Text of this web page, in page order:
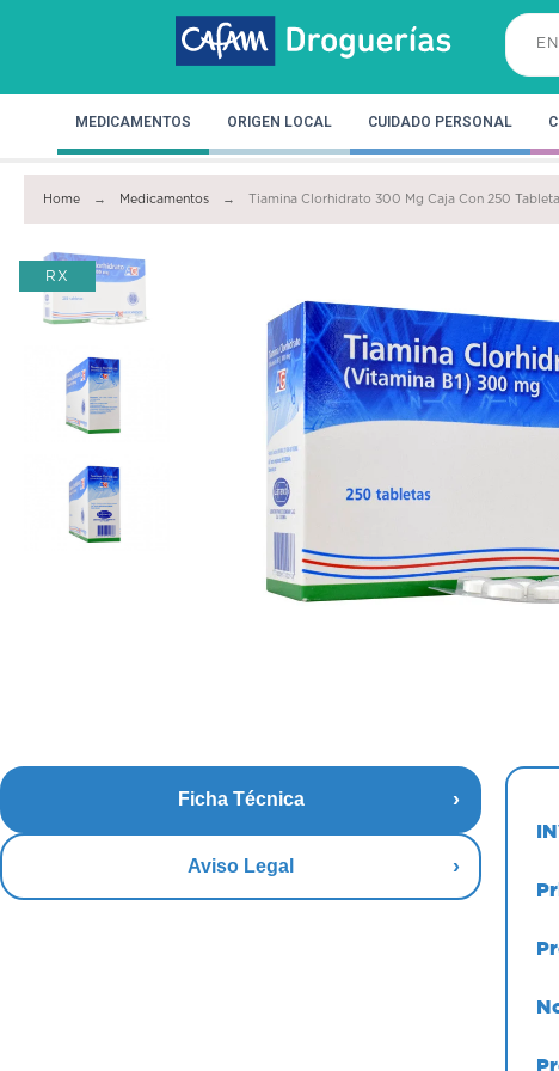
MEDICAMENTOS ORIGEN LOCAL CUIDADO PERSONAL
Home Medicamentos Tiamina Clorhidrato 300 Mg Caja Con 250
RX
Ficha Técnica
Aviso Legal